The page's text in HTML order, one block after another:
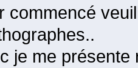
commencé
je me présente